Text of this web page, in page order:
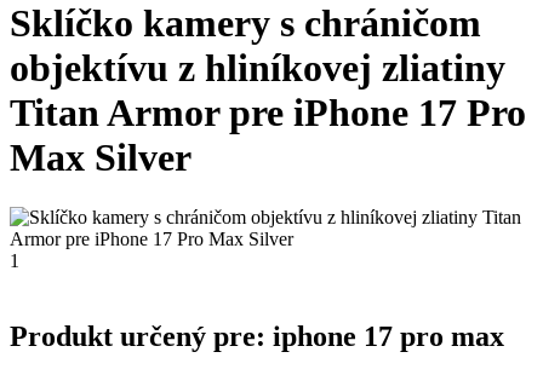
Sklíčko kamery s chráničom
objektívu z hliníkovej zliatiny
Titan Armor pre iPhone 17 Pro
Max Silver
1
Produkt určený pre: iphone 17 pro max